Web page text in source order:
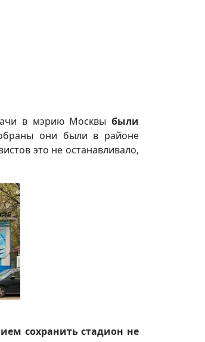
в мэрию Москвы были
они были в районе
это не останавливало,
сохранить стадион не